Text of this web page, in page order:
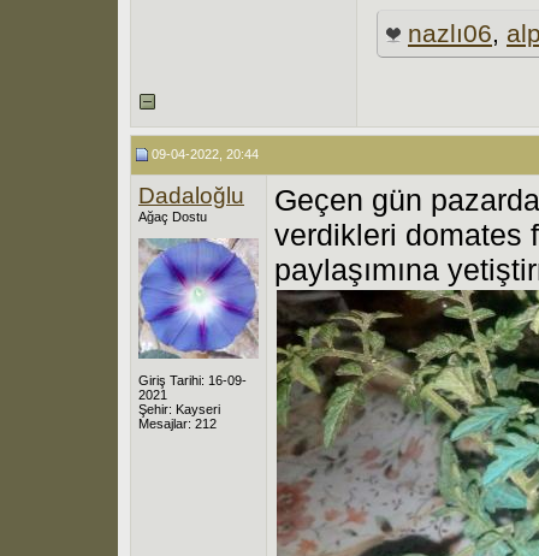
nazlı06,
09-04-2022, 20:44
Dadaloğlu
Ağaç Dostu
Giriş Tarihi: 16-09-
2021
Şehir: Kayseri
Mesajlar: 212
Geçen gün
verdikleri domates
paylaşımına